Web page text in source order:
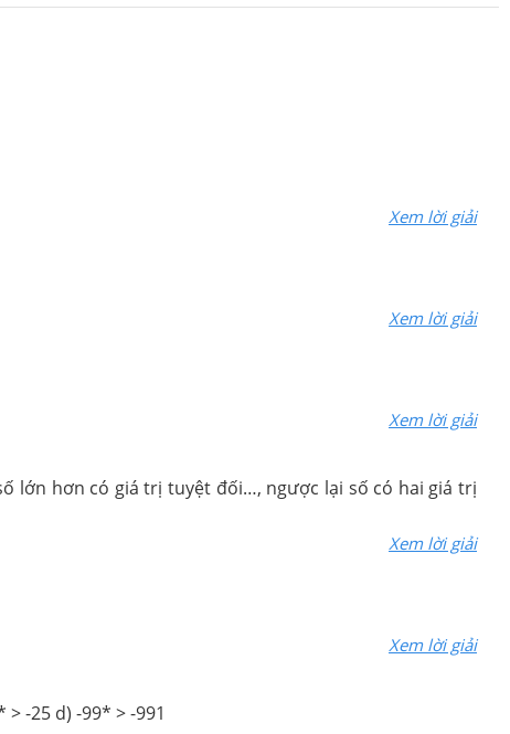
Xem lời giải
Xem lời giải
Xem lời giải
lớn hơn có giá trị tuyệt đối…, ngược lại số có hai giá trị
Xem lời giải
Xem lời giải
-25 d) -99* > -991